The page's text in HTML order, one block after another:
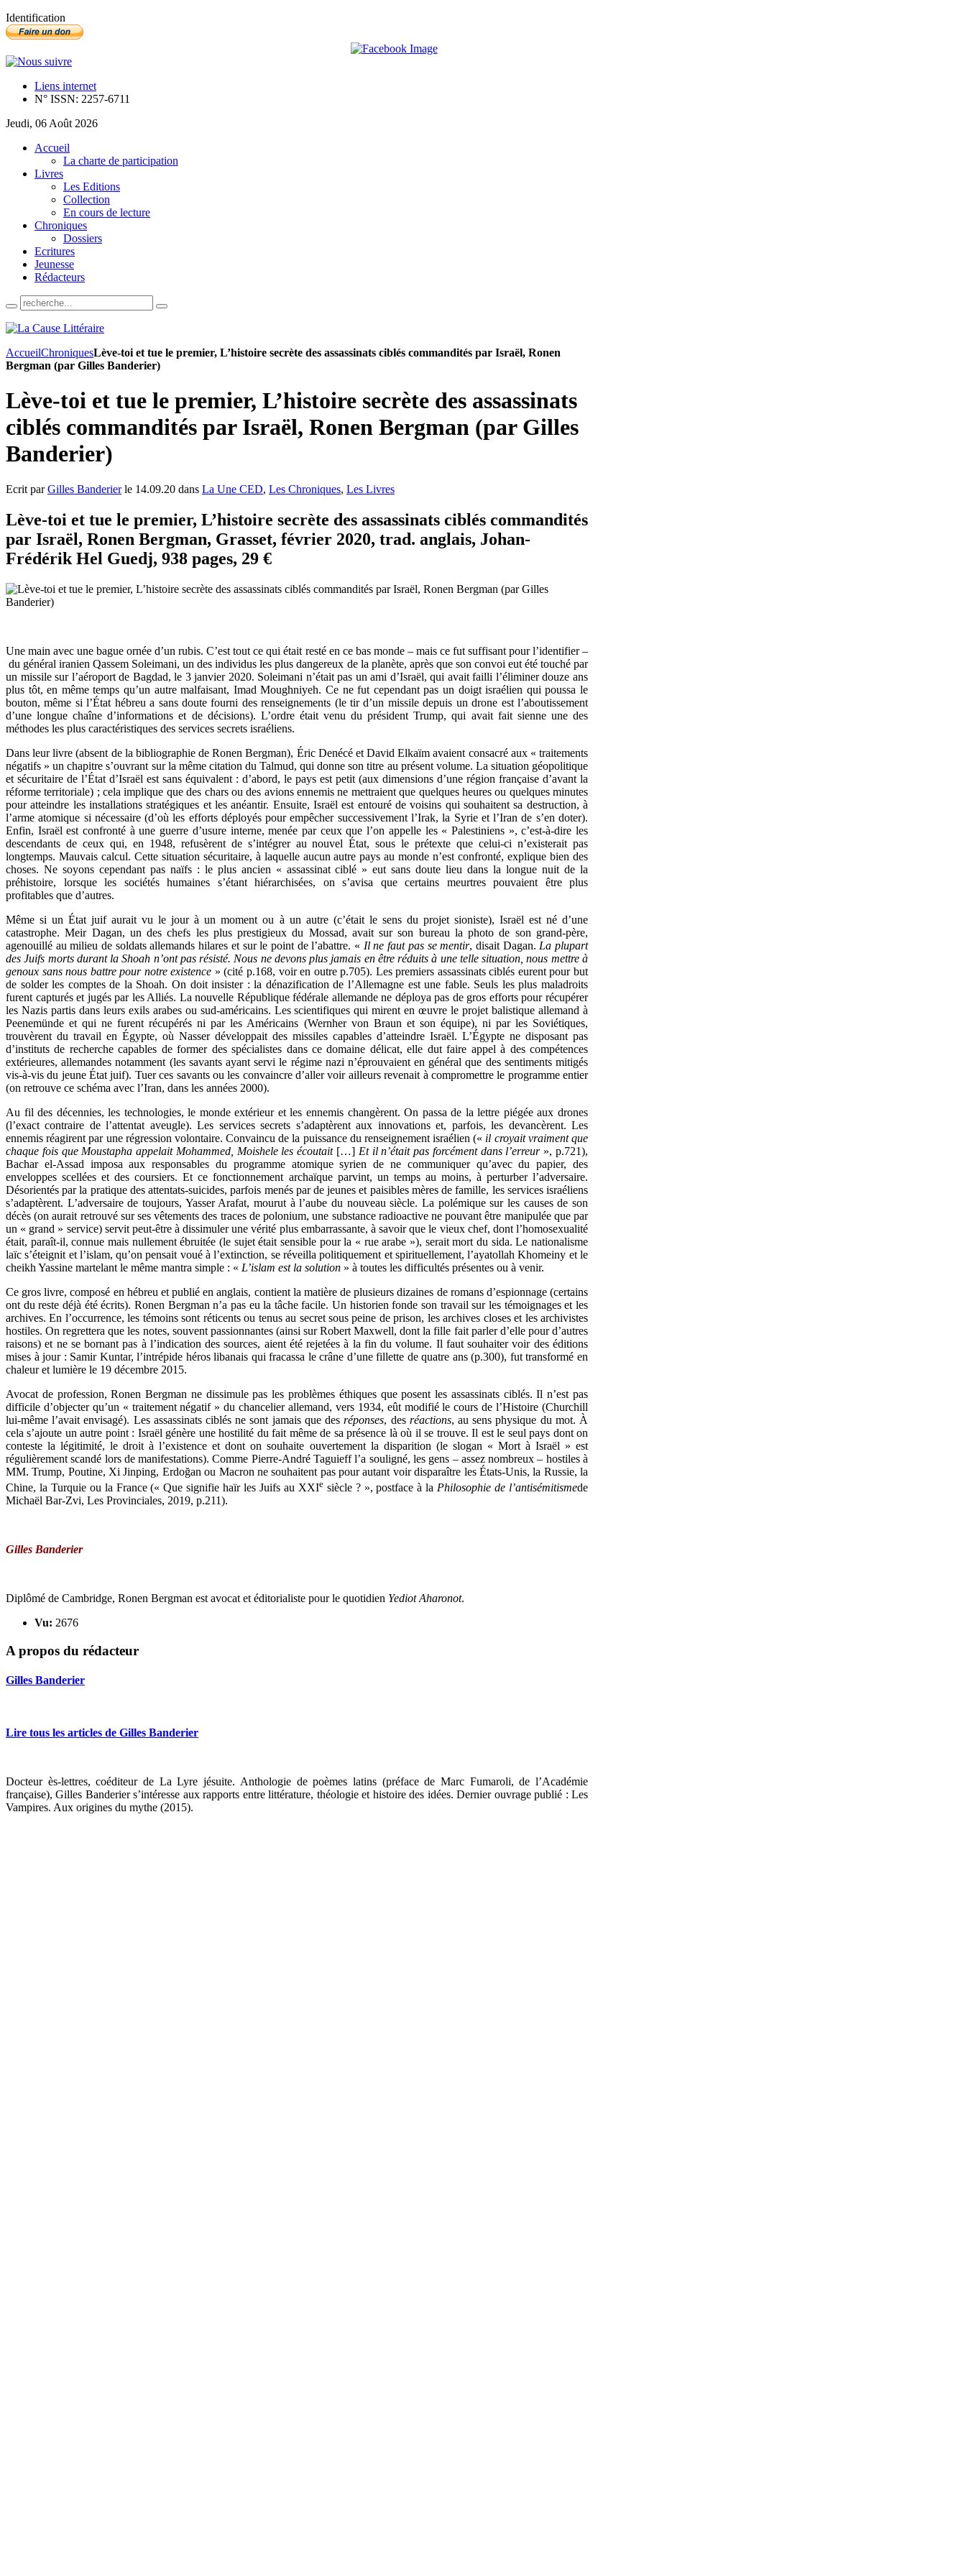
Identification
Liens internet
N° ISSN: 2257-6711
Jeudi, 06 Août 2026
Accueil
La charte de participation
Livres
Les Editions
Collection
En cours de lecture
Chroniques
Dossiers
Ecritures
Jeunesse
Rédacteurs
AccueilChroniquesLève-toi et tue le premier, L’histoire secrète des assassinats ciblés commandités par Israël, Ronen
Bergman (par Gilles Banderier)
Lève-toi et tue le premier, L’histoire secrète des assassinats
ciblés commandités par Israël, Ronen Bergman (par Gilles
Banderier)
Ecrit parGilles Banderierle 14.09.20 dans La Une CED, Les Chroniques, Les Livres
Lève-toi et tue le premier, L’histoire secrète des assassinats ciblés commandités
par Israël, Ronen Bergman, Grasset, février 2020, trad. anglais, Johan-
Frédérik Hel Guedj, 938 pages, 29 €
Une main avec une bague ornée d’un rubis. C’est tout ce qui était resté en ce bas monde – mais ce fut suffisant pour l’identifier –
du général iranien Qassem Soleimani, un des individus les plus dangereux de la planète, après que son convoi eut été touché par
un missile sur l’aéroport de Bagdad, le 3 janvier 2020. Soleimani n’était pas un ami d’Israël, qui avait failli l’éliminer douze ans
plus tôt, en même temps qu’un autre malfaisant, Imad Moughniyeh. Ce ne fut cependant pas un doigt israélien qui poussa le
bouton, même si l’État hébreu a sans doute fourni des renseignements (le tir d’un missile depuis un drone est l’aboutissement
d’une longue chaîne d’informations et de décisions). L’ordre était venu du président Trump, qui avait fait sienne une des
méthodes les plus caractéristiques des services secrets israéliens.
Dans leur livre (absent de la bibliographie de Ronen Bergman), Éric Denécé et David Elkaïm avaient consacré aux « traitements
négatifs » un chapitre s’ouvrant sur la même citation du Talmud, qui donne son titre au présent volume. La situation géopolitique
et sécuritaire de l’État d’Israël est sans équivalent : d’abord, le pays est petit (aux dimensions d’une région française d’avant la
réforme territoriale) ; cela implique que des chars ou des avions ennemis ne mettraient que quelques heures ou quelques minutes
pour atteindre les installations stratégiques et les anéantir. Ensuite, Israël est entouré de voisins qui souhaitent sa destruction, à
l’arme atomique si nécessaire (d’où les efforts déployés pour empêcher successivement l’Irak, la Syrie et l’Iran de s’en doter).
Enfin, Israël est confronté à une guerre d’usure interne, menée par ceux que l’on appelle les « Palestiniens », c’est-à-dire les
descendants de ceux qui, en 1948, refusèrent de s’intégrer au nouvel État, sous le prétexte que celui-ci n’existerait pas
longtemps. Mauvais calcul. Cette situation sécuritaire, à laquelle aucun autre pays au monde n’est confronté, explique bien des
choses. Ne soyons cependant pas naïfs : le plus ancien « assassinat ciblé » eut sans doute lieu dans la longue nuit de la
préhistoire, lorsque les sociétés humaines s’étant hiérarchisées, on s’avisa que certains meurtres pouvaient être plus
profitables que d’autres.
Même si un État juif aurait vu le jour à un moment ou à un autre (c’était le sens du projet sioniste), Israël est né d’une
catastrophe. Meir Dagan, un des chefs les plus prestigieux du Mossad, avait sur son bureau la photo de son grand-père,
agenouillé au milieu de soldats allemands hilares et sur le point de l’abattre. « Il ne faut pas se mentir, disait Dagan. La plupart
des Juifs morts durant la Shoah n’ont pas résisté. Nous ne devons plus jamais en être réduits à une telle situation, nous mettre à
genoux sans nous battre pour notre existence » (cité p.168, voir en outre p.705). Les premiers assassinats ciblés eurent pour but
de solder les comptes de la Shoah. On doit insister : la dénazification de l’Allemagne est une fable. Seuls les plus maladroits
furent capturés et jugés par les Alliés. La nouvelle République fédérale allemande ne déploya pas de gros efforts pour récupérer
les Nazis partis dans leurs exils arabes ou sud-américains. Les scientifiques qui mirent en œuvre le projet balistique allemand à
Peenemünde et qui ne furent récupérés ni par les Américains (Wernher von Braun et son équipe), ni par les Soviétiques,
trouvèrent du travail en Égypte, où Nasser développait des missiles capables d’atteindre Israël. L’Égypte ne disposant pas
d’instituts de recherche capables de former des spécialistes dans ce domaine délicat, elle dut faire appel à des compétences
extérieures, allemandes notamment (les savants ayant servi le régime nazi n’éprouvaient en général que des sentiments mitigés
vis-à-vis du jeune État juif). Tuer ces savants ou les convaincre d’aller voir ailleurs revenait à compromettre le programme entier
(on retrouve ce schéma avec l’Iran, dans les années 2000).
Au fil des décennies, les technologies, le monde extérieur et les ennemis changèrent. On passa de la lettre piégée aux drones
(l’exact contraire de l’attentat aveugle). Les services secrets s’adaptèrent aux innovations et, parfois, les devancèrent. Les
ennemis réagirent par une régression volontaire. Convaincu de la puissance du renseignement israélien (« il croyait vraiment que
chaque fois que Moustapha appelait Mohammed, Moishele les écoutait […] Et il n’était pas forcément dans l’erreur», p.721),
Bachar el-Assad imposa aux responsables du programme atomique syrien de ne communiquer qu’avec du papier, des
enveloppes scellées et des coursiers. Et ce fonctionnement archaïque parvint, un temps au moins, à perturber l’adversaire.
Désorientés par la pratique des attentats-suicides, parfois menés par de jeunes et paisibles mères de famille, les services israéliens
s’adaptèrent. L’adversaire de toujours, Yasser Arafat, mourut à l’aube du nouveau siècle. La polémique sur les causes de son
décès (on aurait retrouvé sur ses vêtements des traces de polonium, une substance radioactive ne pouvant être manipulée que par
un « grand » service) servit peut-être à dissimuler une vérité plus embarrassante, à savoir que le vieux chef, dont l’homosexualité
était, paraît-il, connue mais nullement ébruitée (le sujet était sensible pour la « rue arabe »), serait mort du sida. Le nationalisme
laïc s’éteignit et l’islam, qu’on pensait voué à l’extinction, se réveilla politiquement et spirituellement, l’ayatollah Khomeiny et le
cheikh Yassine martelant le même mantra simple : « L’islam est la solution » à toutes les difficultés présentes ou à venir.
Ce gros livre, composé en hébreu et publié en anglais, contient la matière de plusieurs dizaines de romans d’espionnage (certains
ont du reste déjà été écrits). Ronen Bergman n’a pas eu la tâche facile. Un historien fonde son travail sur les témoignages et les
archives. En l’occurrence, les témoins sont réticents ou tenus au secret sous peine de prison, les archives closes et les archivistes
hostiles. On regrettera que les notes, souvent passionnantes (ainsi sur Robert Maxwell, dont la fille fait parler d’elle pour d’autres
raisons) et ne se bornant pas à l’indication des sources, aient été rejetées à la fin du volume. Il faut souhaiter voir des éditions
mises à jour : Samir Kuntar, l’intrépide héros libanais qui fracassa le crâne d’une fillette de quatre ans (p.300), fut transformé en
chaleur et lumière le 19 décembre 2015.
Avocat de profession, Ronen Bergman ne dissimule pas les problèmes éthiques que posent les assassinats ciblés. Il n’est pas
difficile d’objecter qu’un « traitement négatif » du chancelier allemand, vers 1934, eût modifié le cours de l’Histoire (Churchill
lui-même l’avait envisagé). Les assassinats ciblés ne sont jamais que desréponses, des réactions, au sens physique du mot. À
cela s’ajoute un autre point : Israël génère une hostilité du fait même de sa présence là où il se trouve. Il est le seul pays dont on
conteste la légitimité, le droit à l’existence et dont on souhaite ouvertement la disparition (le slogan « Mort à Israël » est
régulièrement scandé lors de manifestations). Comme Pierre-André Taguieff l’a souligné, les gens – assez nombreux – hostiles à
MM. Trump, Poutine, Xi Jinping, Erdoğan ou Macron ne souhaitent pas pour autant voir disparaître les États-Unis, la Russie, la
Chine, la Turquie ou la France (« Que signifie haïr les Juifs au XXIesiècle ? », postface à la Philosophie de l’antisémitismede
Michaël Bar-Zvi, Les Provinciales, 2019, p.211).
Gilles Banderier
Diplômé de Cambridge, Ronen Bergman est avocat et éditorialiste pour le quotidien Yediot Aharonot.
Vu: 2676
A propos du rédacteur
Gilles Banderier
Lire tous les articles de Gilles Banderier
Docteur ès-lettres, coéditeur de La Lyre jésuite. Anthologie de poèmes latins (préface de Marc Fumaroli, de l’Académie
française), Gilles Banderier s’intéresse aux rapports entre littérature, théologie et histoire des idées. Dernier ouvrage publié : Les
Vampires. Aux origines du mythe (2015).